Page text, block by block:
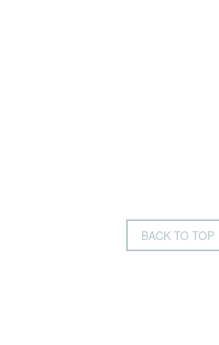
BACK TO TOP